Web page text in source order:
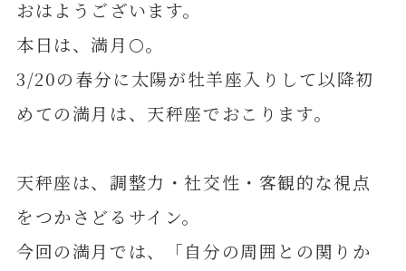
おはようございます。
本日は、満月🌕。
3/20の春分に太陽が牡羊座入りして以降初
めての満月は、天秤座でおこります。
天秤座は、調整力・社交性・客観的な視点
をつかさどるサイン。
今回の満月では、「自分の周囲との関りか